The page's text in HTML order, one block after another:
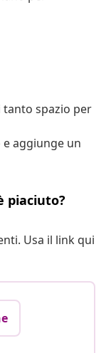
tanto spazio per
e aggiunge un
piaciuto?
Usa il link qui